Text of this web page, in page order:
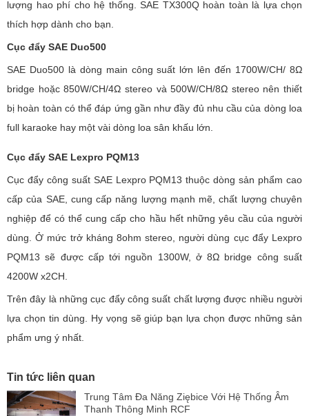
lượng hao phí cho hệ thống. SAE TX300Q hoàn toàn là lựa chọn
thích hợp dành cho bạn.
Cục đẩy SAE Duo500
SAE Duo500 là dòng main công suất lớn lên đến 1700W/CH/ 8Ω
bridge hoặc 850W/CH/4Ω stereo và 500W/CH/8Ω stereo nên thiết
bị hoàn toàn có thể đáp ứng gần như đầy đủ nhu cầu của dòng loa
full karaoke hay một vài dòng loa sân khấu lớn.
Cục đẩy SAE Lexpro PQM13
Cục đẩy công suất SAE Lexpro PQM13 thuộc dòng sản phẩm cao
cấp của SAE, cung cấp năng lượng mạnh mẽ, chất lượng chuyên
nghiệp để có thể cung cấp cho hầu hết những yêu cầu của người
dùng. Ở mức trở kháng 8ohm stereo, người dùng cục đẩy Lexpro
PQM13 sẽ được cấp tới nguồn 1300W, ở 8Ω bridge công suất
4200W x2CH.
Trên đây là những cục đẩy công suất chất lượng được nhiều người
lựa chọn tin dùng. Hy vọng sẽ giúp bạn lựa chọn được những sản
phẩm ưng ý nhất.
Tin tức liên quan
Trung Tâm Đa Năng Ziębice Với Hệ Thống Âm
Thanh Thông Minh RCF